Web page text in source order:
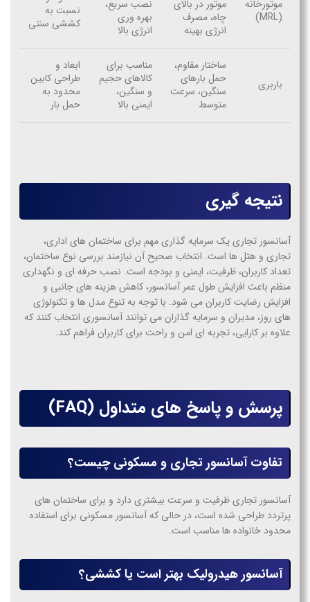
موتورخانه
(MRL)
موتور در بالای
چاه، مصرف
انرژی بهینه
نصب سریع،
بهره وری
انرژی بالا
نسبت به
کششی سنتی
باربری
ساختار مقاوم،
حمل بارهای
سنگین، سرعت
متوسط
مناسب برای
کالاهای حجیم
و سنگین،
ایمنی بالا
ابعاد و
طراحی کابین
محدود به
حمل بار
نتیجه گیری
آسانسور تجاری یک سرمایه گذاری مهم برای ساختمان های اداری،
تجاری و هتل ها است. انتخاب صحیح آن نیازمند بررسی نوع ساختمان،
تعداد کاربران، ظرفیت، ایمنی و بودجه است. نصب حرفه ای و نگهداری
منظم باعث افزایش طول عمر آسانسور، کاهش هزینه های جانبی و
افزایش رضایت کاربران می شود. با توجه به تنوع مدل ها و تکنولوژی
های روز، مدیران و سرمایه گذاران می توانند آسانسوری انتخاب کنند که
علاوه بر کارایی، تجربه ای امن و راحت برای کاربران فراهم کند.
پرسش و پاسخ های متداول (FAQ)
تفاوت آسانسور تجاری و مسکونی چیست؟
آسانسور تجاری ظرفیت و سرعت بیشتری دارد و برای ساختمان های
پرتردد طراحی شده است، در حالی که آسانسور مسکونی برای استفاده
محدود خانواده ها مناسب است.
آسانسور هیدرولیک بهتر است یا کششی؟